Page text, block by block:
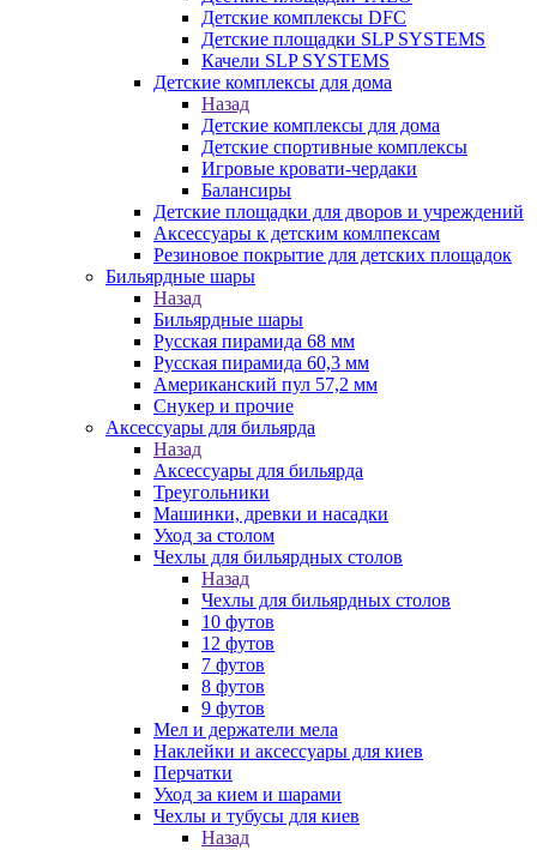
Детские комплексы DFC
Детские площадки SLP SYSTEMS
Качели SLP SYSTEMS
Детские комплексы для дома
Назад
Детские комплексы для дома
Детские спортивные комплексы
Игровые кровати-чердаки
Балансиры
Детские площадки для дворов и учреждений
Аксессуары к детским комлпексам
Резиновое покрытие для детских площадок
Бильярдные шары
Назад
Бильярдные шары
Русская пирамида 68 мм
Русская пирамида 60,3 мм
Американский пул 57,2 мм
Снукер и прочие
Аксессуары для бильярда
Назад
Аксессуары для бильярда
Треугольники
Машинки, древки и насадки
Уход за столом
Чехлы для бильярдных столов
Назад
Чехлы для бильярдных столов
10 футов
12 футов
7 футов
8 футов
9 футов
Мел и держатели мела
Наклейки и аксессуары для киев
Перчатки
Уход за кием и шарами
Чехлы и тубусы для киев
Назад